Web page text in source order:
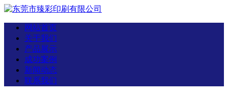
网站首页
关于我们
产品展示
成功案例
新闻动态
联系我们